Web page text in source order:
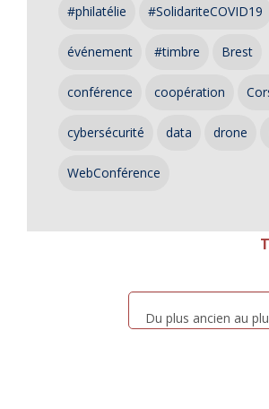
#philatélie #SolidariteCOVID19
événement #timbre Brest
conférence coopération
cybersécurité data drone
WebConférence
Du plus ancien au